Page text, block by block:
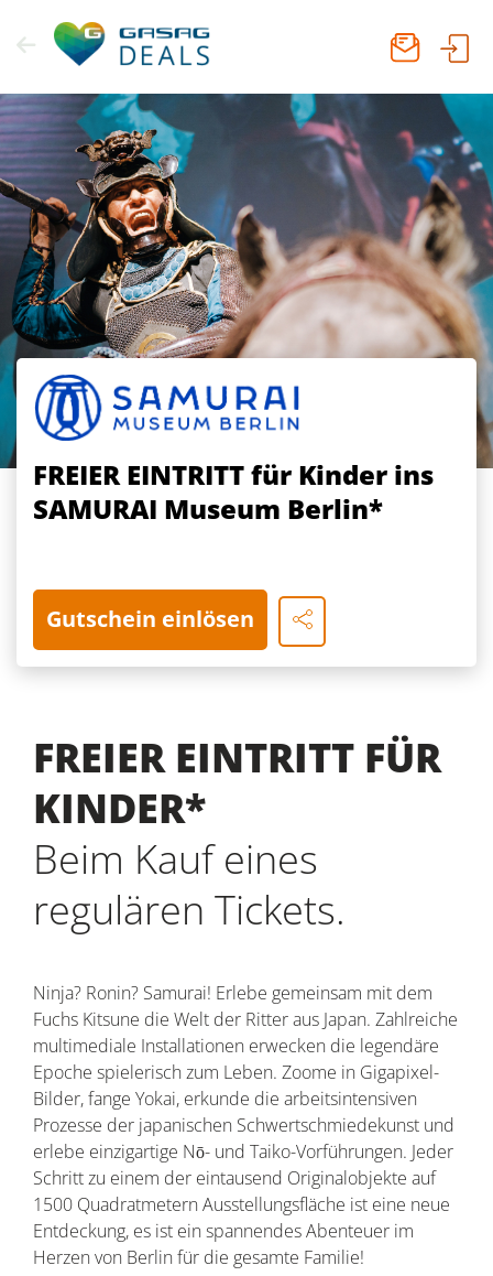
Inhalt
springen
FREIER EINTRITT für Kinder ins
SAMURAI Museum Berlin*
Gutschein einlösen
FREIER EINTRITT FÜR
KINDER*
Beim Kauf eines
regulären Tickets.
Ninja? Ronin? Samurai! Erlebe gemeinsam mit dem
Fuchs Kitsune die Welt der Ritter aus Japan. Zahlreiche
multimediale Installationen erwecken die legendäre
Epoche spielerisch zum Leben. Zoome in Gigapixel-
Bilder, fange Yokai, erkunde die arbeitsintensiven
Prozesse der japanischen Schwertschmiedekunst und
erlebe einzigartige Nō- und Taiko-Vorführungen. Jeder
Schritt zu einem der eintausend Originalobjekte auf
1500 Quadratmetern Ausstellungsfläche ist eine neue
Entdeckung, es ist ein spannendes Abenteuer im
Herzen von Berlin für die gesamte Familie!